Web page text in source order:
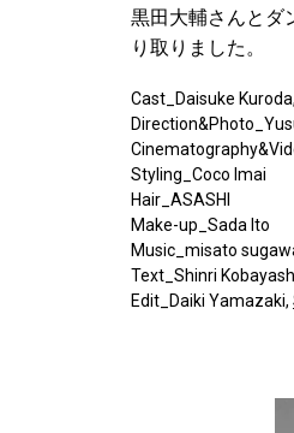
黒田大輔さんとダ
り取りました。
Cast_Daisuke
Styling_Coco Imai
Hair_ASASHI
Make-up_Sada Ito
Music_misato
Text_Shinri
Edit_Daiki Yamazaki,